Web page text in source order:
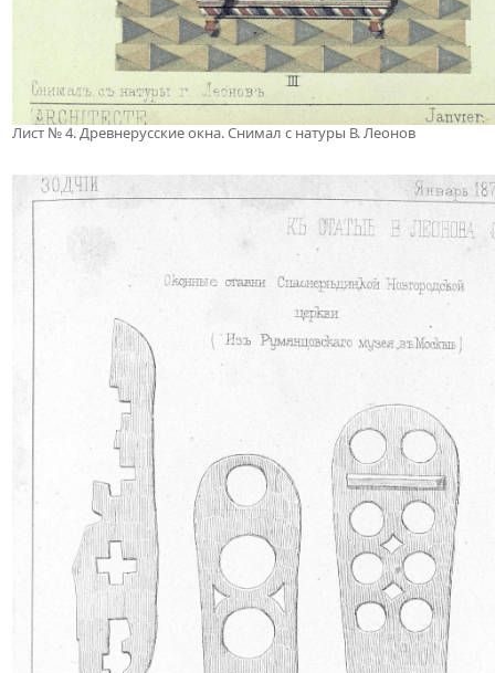
Лист № 4. Древнерусские окна. Снимал с натуры В. Леонов